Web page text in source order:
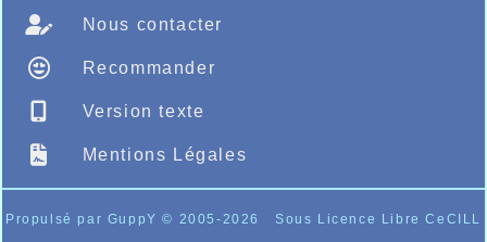
Nous contacter
Recommander
Version texte
Mentions Légales
Propulsé par GuppY© 2005-2026 Sous Licence Libre CeCILL